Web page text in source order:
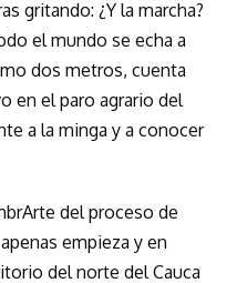
gritando: ¿Y la marcha?
el mundo se echa a
dos metros, cuenta
en el paro agrario del
a la minga y a conocer
del proceso de
empieza y en
del norte del Cauca